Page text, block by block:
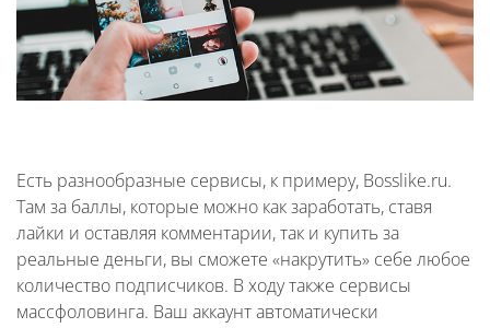
Есть разнообразные сервисы, к примеру, Bosslike.ru.
Там за баллы, которые можно как заработать, ставя
лайки и оставляя комментарии, так и купить за
реальные деньги, вы сможете «накрутить» себе любое
количество подписчиков. В ходу также сервисы
массфоловинга. Ваш аккаунт автоматически